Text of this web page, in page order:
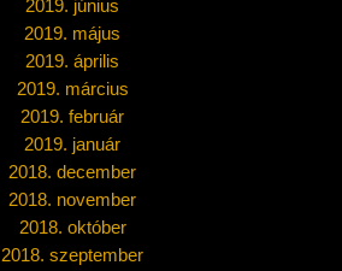
2019. június
2019. május
2019. április
2019. március
2019. február
2019. január
2018. december
2018. november
2018. október
2018. szeptember